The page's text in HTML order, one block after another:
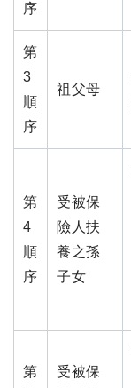
序
第
3
順
序
祖父母
第
4
順
序
受被保
險人扶
養之孫
子女
第
受被保